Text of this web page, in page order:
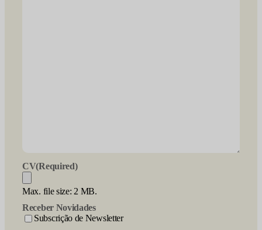
CV(Required)
Max. file size: 2 MB.
Receber Novidades
Subscrição de Newsletter